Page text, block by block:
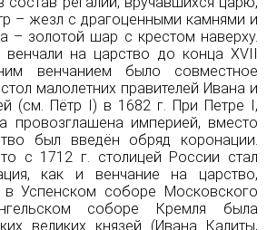
– жезл с драгоценными камнями и
– золотой шар с крестом наверху.
на царство до конца XVII
венчанием было совместное
малолетних правителей Ивана и
(см. Пётр I) в 1682 г. При Петре I,
провозглашена империей, вместо
был введён обряд коронации.
с 1712 г. столицей России стал
как и венчание на царство,
в Успенском соборе Московского
соборе Кремля была
великих князей (Ивана Калиты,